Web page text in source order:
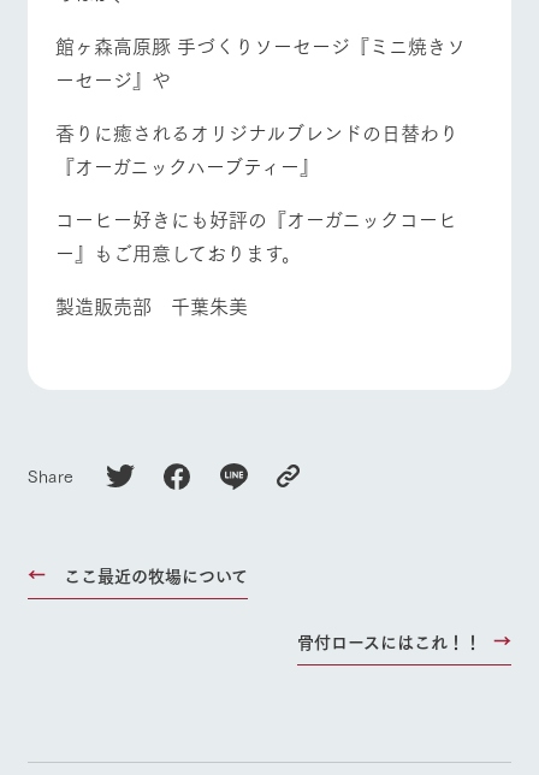
館ヶ森高原豚 手づくりソーセージ『ミニ焼きソ
ーセージ』や
香りに癒されるオリジナルブレンドの日替わり
『オーガニックハーブティー』
コーヒー好きにも好評の『オーガニックコーヒ
ー』もご用意しております。
製造販売部 千葉朱美
Share
ここ最近の牧場について
骨付ロースにはこれ！！